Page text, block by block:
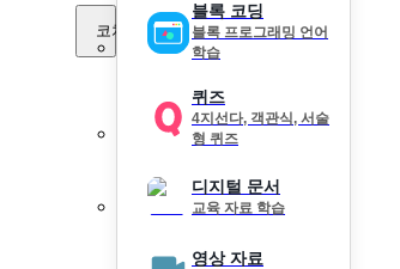
코치 Pick
블록 코딩
블록 프로그래밍 언어
학습
퀴즈
4지선다, 객관식, 서술
형 퀴즈
디지털 문서
교육 자료 학습
영상 자료